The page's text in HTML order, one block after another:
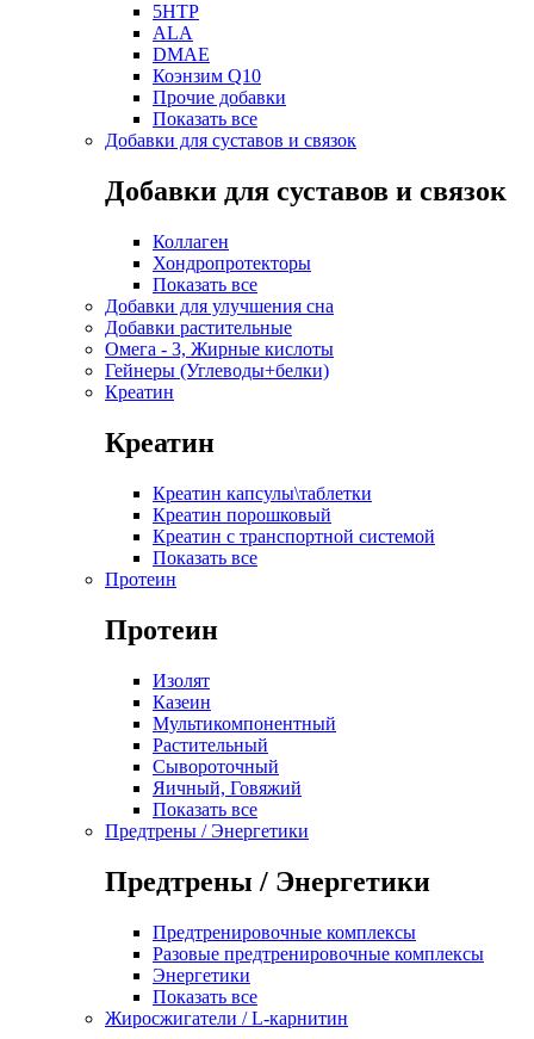
5HTP
ALA
DMAE
Коэнзим Q10
Прочие добавки
Показать все
Добавки для суставов и связок
Добавки для суставов и связок
Коллаген
Хондропротекторы
Показать все
Добавки для улучшения сна
Добавки растительные
Омега - 3, Жирные кислоты
Гейнеры (Углеводы+белки)
Креатин
Креатин
Креатин капсулы\таблетки
Креатин порошковый
Креатин с транспортной системой
Показать все
Протеин
Протеин
Изолят
Казеин
Мультикомпонентный
Растительный
Сывороточный
Яичный, Говяжий
Показать все
Предтрены / Энергетики
Предтрены / Энергетики
Предтренировочные комплексы
Разовые предтренировочные комплексы
Энергетики
Показать все
Жиросжигатели / L-карнитин